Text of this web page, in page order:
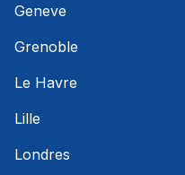
Geneve
Grenoble
Le Havre
Lille
Londres